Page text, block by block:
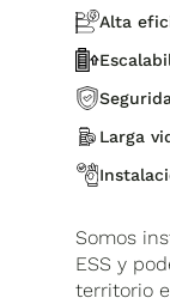
Alta
Larga
Somos
ESS y
territorio